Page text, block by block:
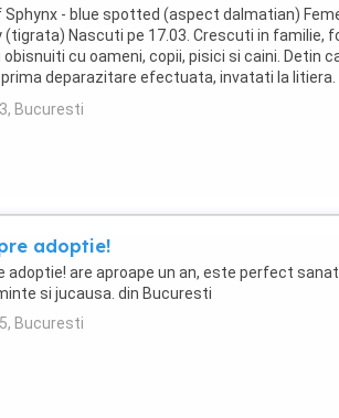
Sphynx - blue spotted (aspect dalmatian)
(tigrata) Nascuti pe 17.03. Crescuti in familie,
obisnuiti cu oameni, copii, pisici si caini. Detin
deparazitare efectuata, invatati la litiera.
...
Bucuresti
adoptie!
adoptie! are aproape un an, este perfect
si jucausa. din Bucuresti
Bucuresti